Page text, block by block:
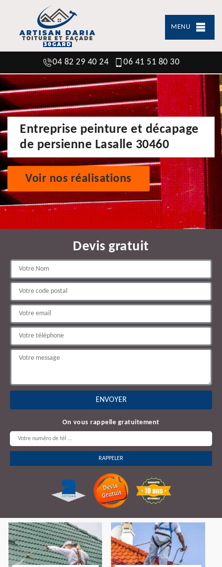
MENU
04 82 29 40 24 06 41 51 80 30
Entreprise peinture et décapage
de persienne Lasalle 30460
Voir nos réalisations
Devis gratuit
On vous rappelle gratuitement